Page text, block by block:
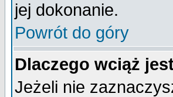
jej dokonanie.
Powrót do góry
Dlaczego wciąż
Jeżeli nie